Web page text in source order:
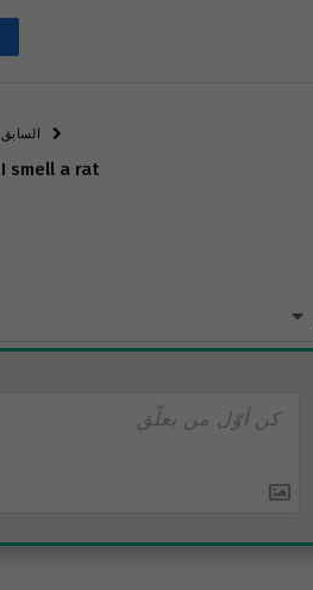
السابق
I smell a rat